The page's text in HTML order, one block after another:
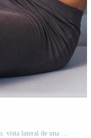
buen entrenamiento para un buen cuerpo. vista lateral de una hermosa joven africana con ropa deportiva sosteniendo una botella de agua y mirando hacia otro lado mientras se sienta en una alfombra de ejercicio con fondo gris Foto Gratis